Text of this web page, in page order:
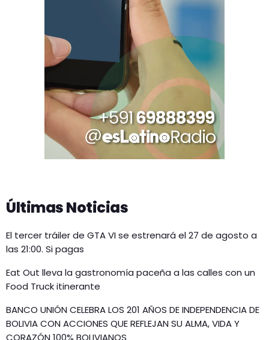
Últimas Noticias
El tercer tráiler de GTA VI se estrenará el 27 de agosto a
las 21:00. Si pagas
Eat Out lleva la gastronomía paceña a las calles con un
Food Truck itinerante
BANCO UNIÓN CELEBRA LOS 201 AÑOS DE INDEPENDENCIA DE
BOLIVIA CON ACCIONES QUE REFLEJAN SU ALMA, VIDA Y
CORAZÓN 100% BOLIVIANOS